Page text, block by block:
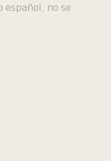
español, no se